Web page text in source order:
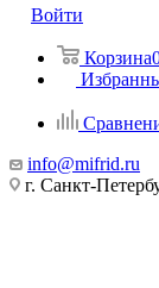
Войти
Корзина
info@mifrid.ru
г. Санкт-